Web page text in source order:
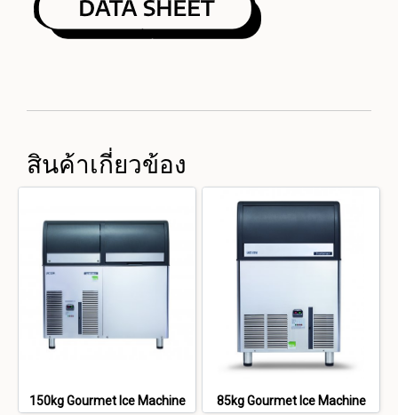
สินค้าเกี่ยวข้อง
150kg Gourmet Ice Machine 85kg Gourmet Ice Machine